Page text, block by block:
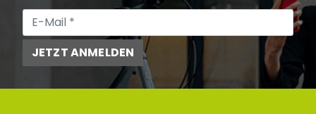
JETZT ANMELDEN